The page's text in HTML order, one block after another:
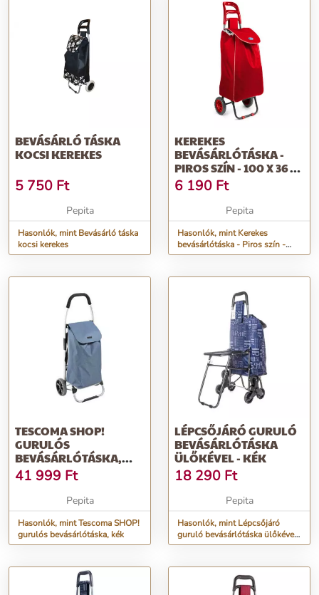
BEVÁSÁRLÓ TÁSKA
KOCSI KEREKES
5 750 Ft
Pepita
Hasonlók, mint Bevásárló táska
kocsi kerekes
KEREKES
BEVÁSÁRLÓTÁSKA -
PIROS SZÍN - 100 X 36 X
25 CM
6 190 Ft
Pepita
Hasonlók, mint Kerekes
bevásárlótáska - Piros szín -
100 x 36 x 25 cm
TESCOMA SHOP!
GURULÓS
BEVÁSÁRLÓTÁSKA,
KÉK
41 999 Ft
Pepita
Hasonlók, mint Tescoma SHOP!
gurulós bevásárlótáska, kék
LÉPCSŐJÁRÓ GURULÓ
BEVÁSÁRLÓTÁSKA
ÜLŐKÉVEL - KÉK
18 290 Ft
Pepita
Hasonlók, mint Lépcsőjáró
guruló bevásárlótáska ülőkével
- kék